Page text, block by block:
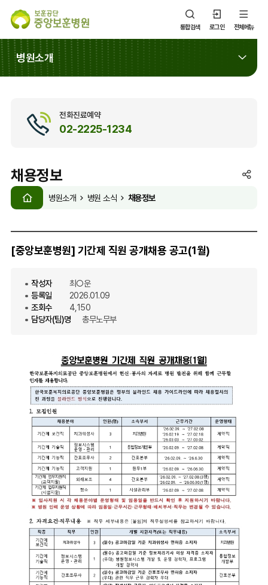
통합검색 로그인 전체메뉴
병원소개
전화진료예약
02-2225-1234
채용정보
병원소개 병원 소식 채용정보
SNS
열
[중앙보훈병원] 기간제 직원 공개채용 공고(1월)
작성자
최○운
등록일
2026.01.09
조회수
4,150
담당자(팀)명
총무노무부